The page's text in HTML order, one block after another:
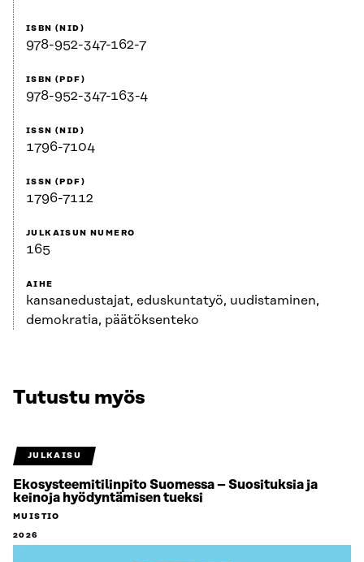
ISBN (NID)
978-952-347-162-7
ISBN (PDF)
978-952-347-163-4
ISSN (NID)
1796-7104
ISSN (PDF)
1796-7112
JULKAISUN NUMERO
165
AIHE
kansanedustajat, eduskuntatyö, uudistaminen,
demokratia, päätöksenteko
Tutustu myös
JULKAISU
Ekosysteemitilinpito Suomessa – Suosituksia ja
keinoja hyödyntämisen tueksi
MUISTIO
2026